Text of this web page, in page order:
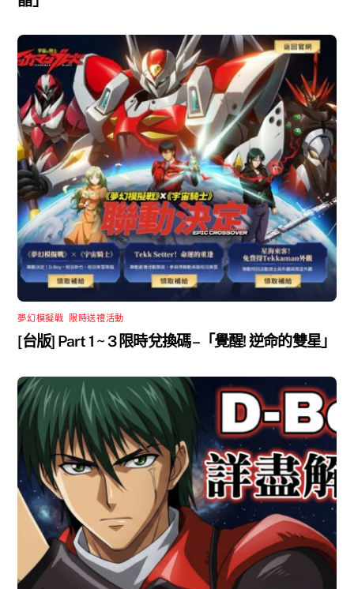
夢幻模擬戰 限時送禮活動
[台版] Part 1 ~ 3 限時兌換碼 –「覺醒! 逆命的雙星」